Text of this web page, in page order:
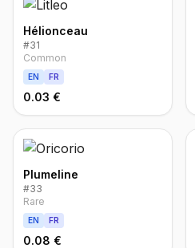
Hélionceau
#31
Common
EN FR
0.03 €
Plumeline
#33
Rare
EN FR
0.08 €